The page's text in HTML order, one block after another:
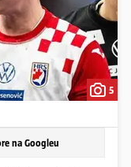
5
na Googleu